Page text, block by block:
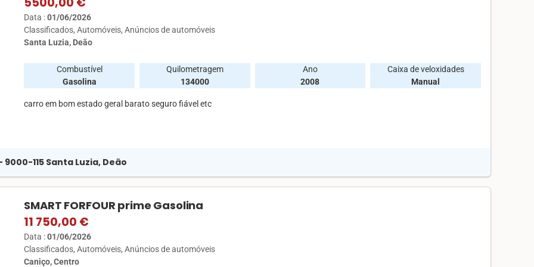
Data :01/06/2026
Classificados Automóveis Anúncios de automóveis
Santa Luzia, Deão
Combustível
Gasolina
Quilometragem
134000
Ano
2008
Caixa de veloxidades
Manual
carro em bom estado geral barato seguro fiável etc
115 Santa Luzia, Deão
SMART FORFOUR prime Gasolina
11 750,00 €
Data :01/06/2026
Classificados Automóveis Anúncios de automóveis
Caniço, Centro